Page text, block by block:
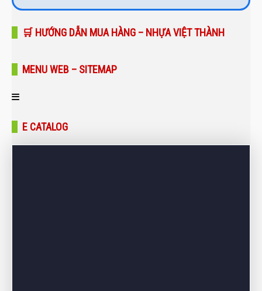
🛒 HƯỚNG DẪN MUA HÀNG – NHỰA VIỆT THÀNH
MENU WEB – SITEMAP
Trang chủ
E CATALOG